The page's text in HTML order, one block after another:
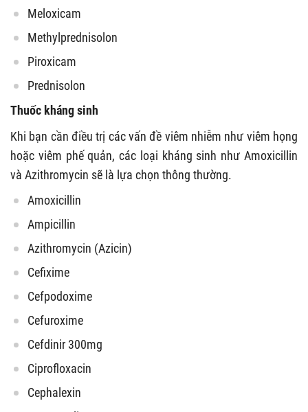
Meloxicam
Methylprednisolon
Piroxicam
Prednisolon
Thuốc kháng sinh
Khi bạn cần điều trị các vấn đề viêm nhiễm như viêm họng
hoặc viêm phế quản, các loại kháng sinh như Amoxicillin
và Azithromycin sẽ là lựa chọn thông thường.
Amoxicillin
Ampicillin
Azithromycin (Azicin)
Cefixime
Cefpodoxime
Cefuroxime
Cefdinir 300mg
Ciprofloxacin
Cephalexin